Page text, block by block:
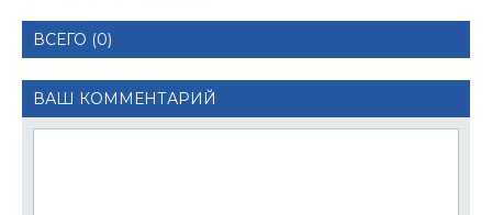
ВСЕГО (0)
ВАШ КОММЕНТАРИЙ